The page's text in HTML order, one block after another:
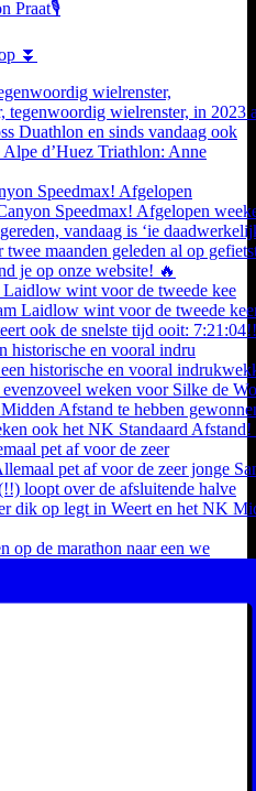
Praat🎙️
⏬
wielrenster,
Speedmax! Afgelopen
wint voor de tweede kee
historische en vooral indru
pet af voor de zeer
op de marathon naar een we